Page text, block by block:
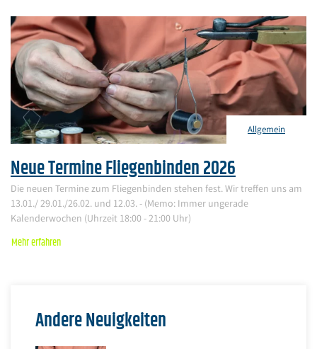
Andere Neuigkeiten
Allgemein
Neue Termine Fliegenbinden 2026
Die neuen Termine zum Fliegenbinden stehen fest. Wir treffen uns am
13.01./ 29.01./26.02. und 12.03. - (Memo: Immer ungerade
Kalenderwochen (Uhrzeit 18:00 - 21:00 Uhr)
Mehr erfahren